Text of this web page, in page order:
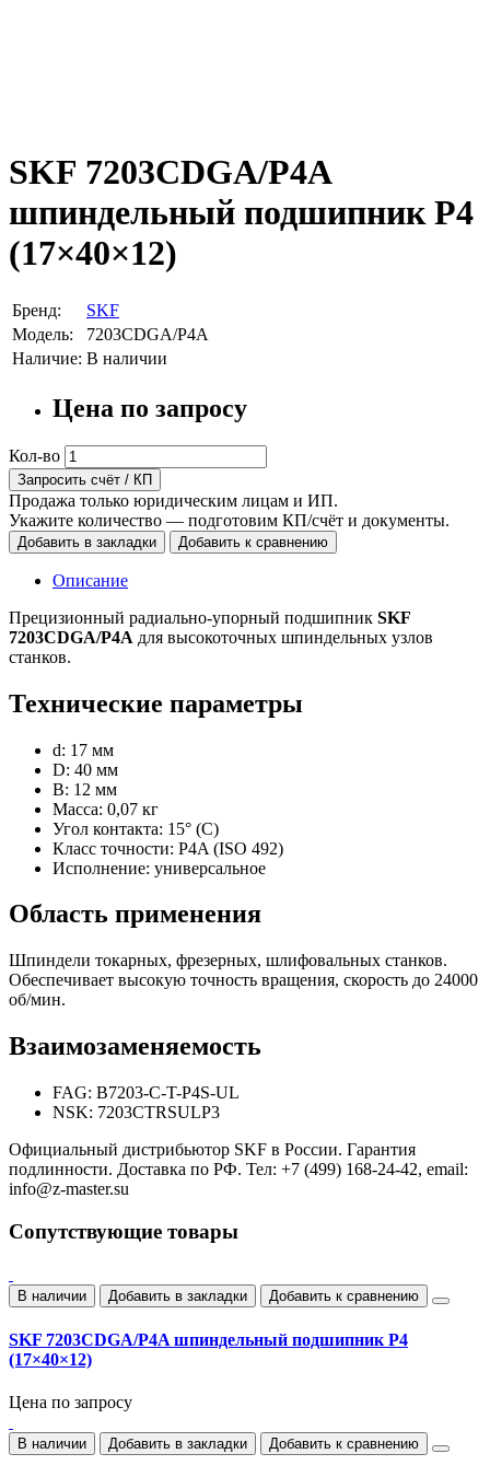
SKF 7203CDGA/P4A
шпиндельный подшипник P4
(17×40×12)
Бренд:
SKF
Модель:
7203CDGA/P4A
Наличие: В наличии
Цена по запросу
Кол-во
Запросить счёт / КП
Продажа только юридическим лицам и ИП.
Укажите количество — подготовим КП/счёт и документы.
Добавить в закладки Добавить к сравнению
Описание
Прецизионный радиально-упорный подшипник SKF
7203CDGA/P4A для высокоточных шпиндельных узлов
станков.
Технические параметры
d: 17 мм
D: 40 мм
B: 12 мм
Масса: 0,07 кг
Угол контакта: 15° (C)
Класс точности: P4A (ISO 492)
Исполнение: универсальное
Область применения
Шпиндели токарных, фрезерных, шлифовальных станков.
Обеспечивает высокую точность вращения, скорость до 24000
об/мин.
Взаимозаменяемость
FAG: B7203-C-T-P4S-UL
NSK: 7203CTRSULP3
Официальный дистрибьютор SKF в России. Гарантия
подлинности. Доставка по РФ. Тел: +7 (499) 168-24-42, email:
info@z-master.su
Сопутствующие товары
В наличии Добавить в закладки Добавить к сравнению
SKF 7203CDGA/P4A шпиндельный подшипник P4
(17×40×12)
Цена по запросу
В наличии Добавить в закладки Добавить к сравнению